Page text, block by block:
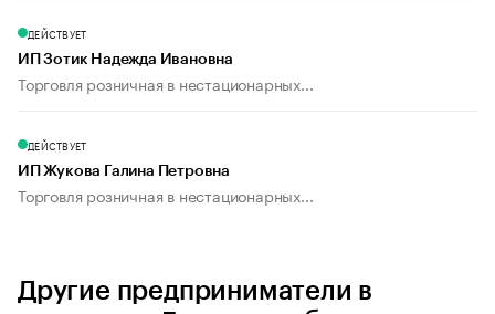
ДЕЙСТВУЕТ
ИП Зотик Надежда Ивановна
Торговля розничная в нестационарных...
ДЕЙСТВУЕТ
ИП Жукова Галина Петровна
Торговля розничная в нестационарных...
Другие предприниматели в